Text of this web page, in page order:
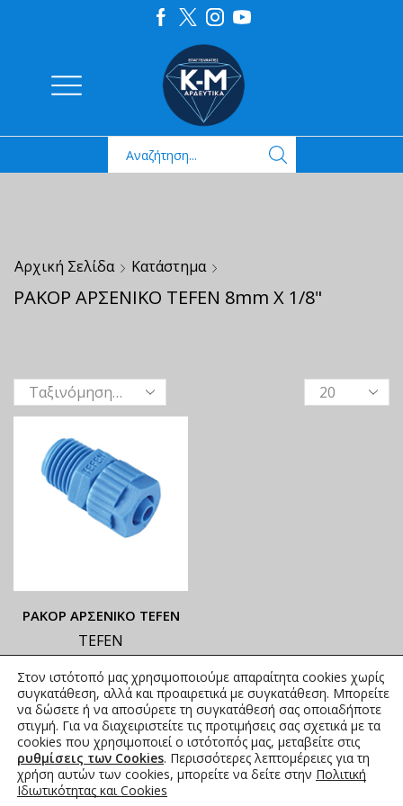
Αρχική Σελίδα Κατάστημα
ΡΑΚΟΡ ΑΡΣΕΝΙΚΟ TEFEN 8mm X 1/8"
ΡΑΚΟΡ ΑΡΣΕΝΙΚΟ TEFEN
TEFEN
ΑΝΑΓΡΑΦΟΝΤΑΙ ΣΤΟ
ΑΝΗΡΤΗΜΕΝΟ PDF
0,00€ συμπ. Φ.Π.Α.
Στον ιστότοπό μας χρησιμοποιούμε απαραίτητα cookies χωρίς
συγκατάθεση, αλλά και προαιρετικά με συγκατάθεση. Μπορείτε
να δώσετε ή να αποσύρετε τη συγκατάθεσή σας οποιαδήποτε
στιγμή. Για να διαχειριστείτε τις προτιμήσεις σας σχετικά με τα
cookies που χρησιμοποιεί ο ιστότοπός μας, μεταβείτε στις
ρυθμίσεις των Cookies. Περισσότερες λεπτομέρειες για τη
χρήση αυτών των cookies, μπορείτε να δείτε στην Πολιτική
Ιδιωτικότητας και Cookies